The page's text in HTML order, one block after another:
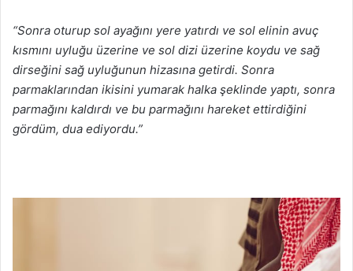
“Sonra oturup sol ayağını yere yatırdı ve sol elinin avuç
kısmını uyluğu üzerine ve sol dizi üzerine koydu ve sağ
dirseğini sağ uyluğunun hizasına getirdi. Sonra
parmaklarından ikisini yumarak halka şeklinde yaptı, sonra
parmağını kaldırdı ve bu parmağını hareket ettirdiğini
gördüm, dua ediyordu.”